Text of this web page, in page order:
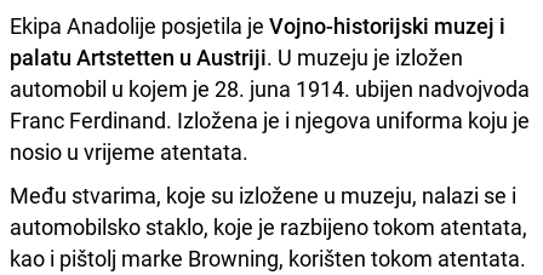
Ekipa Anadolije posjetila je Vojno-historijski muzej i
palatu Artstetten u Austriji. U muzeju je izložen
automobil u kojem je 28. juna 1914. ubijen nadvojvoda
Franc Ferdinand. Izložena je i njegova uniforma koju je
nosio u vrijeme atentata.
Među stvarima, koje su izložene u muzeju, nalazi se i
automobilsko staklo, koje je razbijeno tokom atentata,
kao i pištolj marke Browning, korišten tokom atentata.